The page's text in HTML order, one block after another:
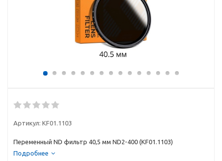
Артикул: KF01.1103
Переменный ND фильтр 40,5 мм ND2-400 (KF01.1103)
Подробнее